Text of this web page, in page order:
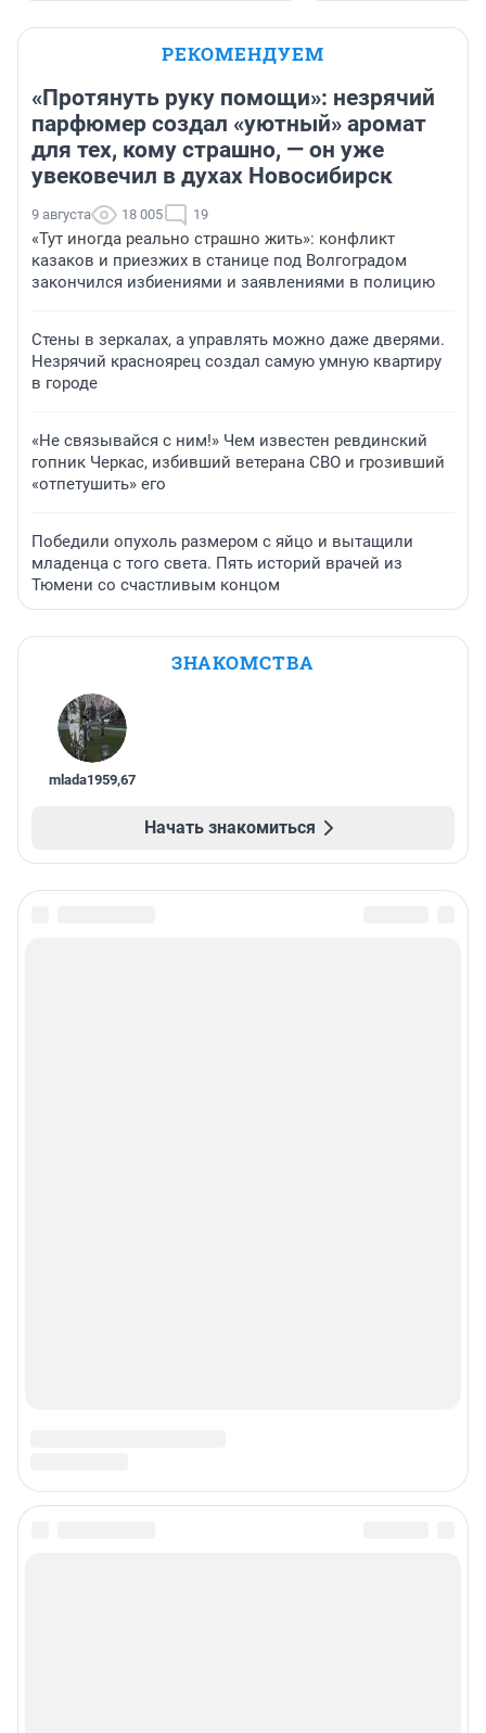
РЕКОМЕНДУЕМ
«Протянуть руку помощи»: незрячий
парфюмер создал «уютный» аромат
для тех, кому страшно, — он уже
увековечил в духах Новосибирск
9 августа 18 005 19
«Тут иногда реально страшно жить»: конфликт
казаков и приезжих в станице под Волгоградом
закончился избиениями и заявлениями в полицию
Стены в зеркалах, а управлять можно даже дверями.
Незрячий красноярец создал самую умную квартиру
в городе
«Не связывайся с ним!» Чем известен ревдинский
гопник Черкас, избивший ветерана СВО и грозивший
«отпетушить» его
Победили опухоль размером с яйцо и вытащили
младенца с того света. Пять историй врачей из
Тюмени со счастливым концом
ЗНАКОМСТВА
mlada1959,67
Начать знакомиться